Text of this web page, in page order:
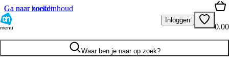
Ga naar hoofdinhoud
Ga naar zoeken
menu
Inloggen
0.00
Waar ben je naar op zoek?